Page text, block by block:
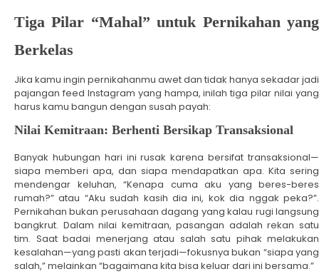
Tiga Pilar “Mahal” untuk Pernikahan yang
Berkelas
Jika kamu ingin pernikahanmu awet dan tidak hanya sekadar jadi
pajangan feed Instagram yang hampa, inilah tiga pilar nilai yang
harus kamu bangun dengan susah payah:
Nilai Kemitraan: Berhenti Bersikap Transaksional
Banyak hubungan hari ini rusak karena bersifat transaksional—
siapa memberi apa, dan siapa mendapatkan apa. Kita sering
mendengar keluhan, “Kenapa cuma aku yang beres-beres
rumah?” atau “Aku sudah kasih dia ini, kok dia nggak peka?”.
Pernikahan bukan perusahaan dagang yang kalau rugi langsung
bangkrut. Dalam nilai kemitraan, pasangan adalah rekan satu
tim. Saat badai menerjang atau salah satu pihak melakukan
kesalahan—yang pasti akan terjadi—fokusnya bukan “siapa yang
salah,” melainkan “bagaimana kita bisa keluar dari ini bersama.”